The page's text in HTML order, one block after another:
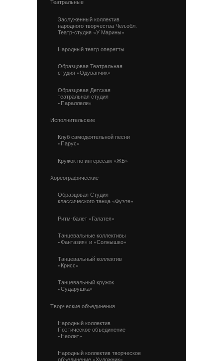
Театральные
Заслуженный коллектив
народного творчества Чел.обл.
Театр-студия «У Марины»
Народный театр оперетты
Образцовая Театральная
студия «Одуванчик»
Образцовая Детская
театральная студия
«Параллели»
Исполнительские
Клуб самодеятельной песни
«Парус»
Кружок по интересам «ЖБ»
Хореографические
Образцовая Студия
классического танца «Фуэте»
Ритм-балет «Галатея»
Танцевальные коллективы
«Фантазия» и «Солнышко»
Танцевальный коллектив
«Крисс»
Танцевальный кружок
«Сударушка»
Творческие объединения
Народный коллектив
Поэтическое объединение
«Неолит»
Народный коллектив творческое
объединение «Художник»